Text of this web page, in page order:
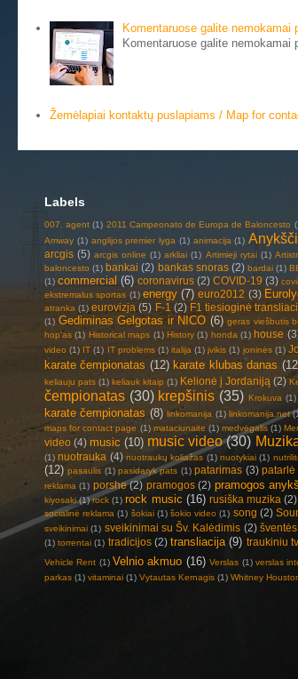
Komentaruose galite nemokamai
Komentaruose galite
Žemėlapiai kontaktų puslapiams / Map for
Labels
007. agent (1) 2011 Campeonato de Europa de Baloncesto
Amway (1) anglijos premier lyga (1) animacija (1)
arcgis (5) arcgis online (1) arkliai (1) Artimieji rytai (1)
baloncesto (1) bankai (2) bankas snoras (2) bardai (1)
(1) commercial (6) coronavirus (2) COVID-19 (3)
ekstremalus sportas (1) energy (7) euro2012 (3)
atranka (1) eurovizja (5) F-1 (2) F1 tiesioginė
(1) Gediminas Gelgotas ir NICO (6) geras viešbutis
hop'as (1) Historical maps (1) History (1) honda (1) house
video (1) IT (1) IT problems (1) italija (1) įvikis (1) joninės (1)
karate čempionatas (12) karate klubas danas
keliauju pats (1) keliauk kitaip (1) Kelionė į Jordaniją (2)
čempionatas (30) krepšinis (35) Krokuva (1)
karate čempionatas (8) linkomanija (1) linkomanija.net
maps for contact page (1) mataciunaite (1) medvėgalis (1)
video (4) music (10) music video (30)
(1) nuotrauka (4) nuotraukų koliažas (1) nuotykiai (1)
(12) pasaulis (1) pasidaryk pats (1) patarimas (3) patarlė
reklama (1) porshe (2) pramogos (2) pramogos
kiyosaki (1) rock (1) rock music (16) rusiška muzika (2)
socialinė reklama (1) šokiai (1) šokio video (1) song (2)
sveikinimai (1) sveikinimai su Šv. Kalėdimis (2) šventės
(1) torrentai (1) tradicijos (2) transliacija (9) traukiniu
Vehicle Rent (1) Velnio akmuo (16) Verslas (1) verslas
parkas (1) vitaminai (1) Vytautas Kernagis (1) Whitney